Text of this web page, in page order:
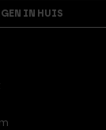
IN HUIS